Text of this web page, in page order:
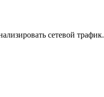
сетевой трафик.